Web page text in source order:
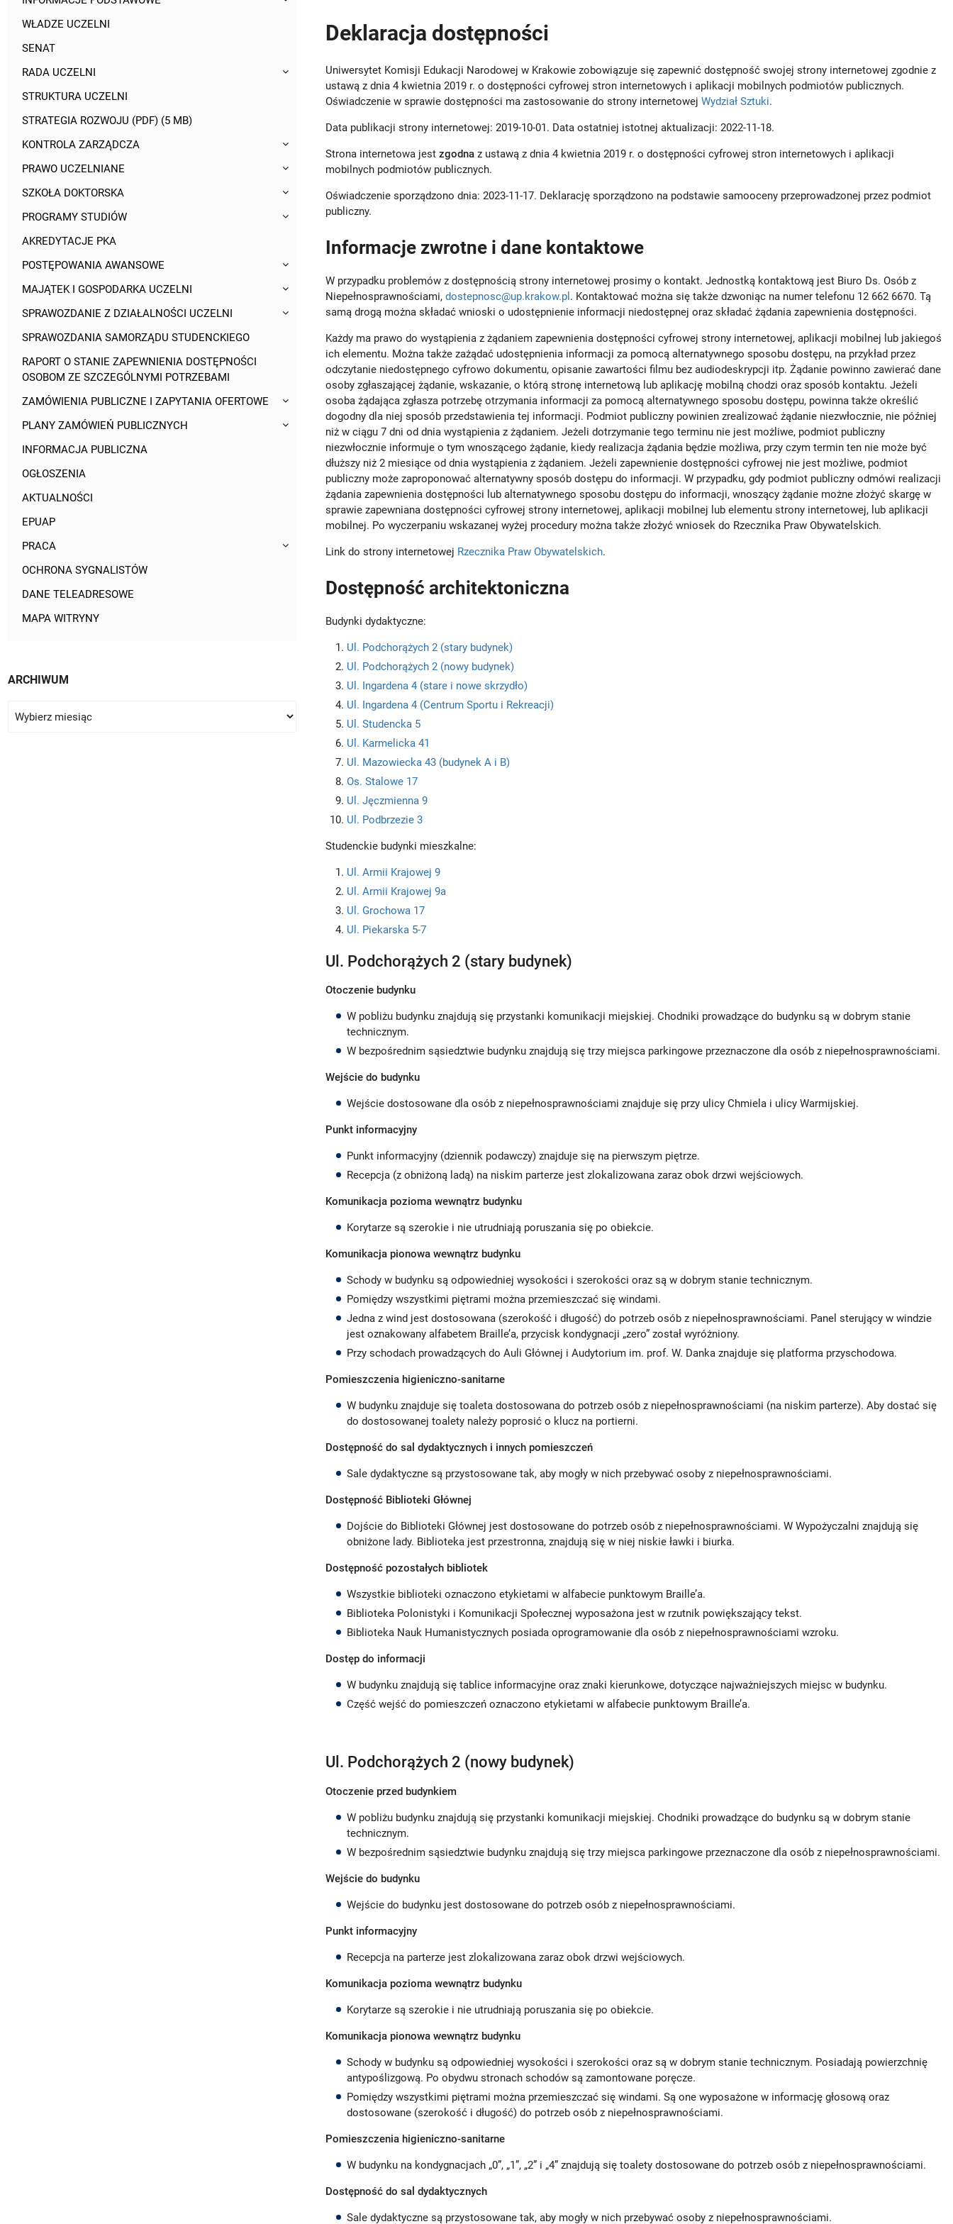
WŁADZE UCZELNI
SENAT
RADA UCZELNI
STRUKTURA UCZELNI
STRATEGIA ROZWOJU (PDF) (5 MB)
KONTROLA ZARZĄDCZA
PRAWO UCZELNIANE
SZKOŁA DOKTORSKA
PROGRAMY STUDIÓW
AKREDYTACJE PKA
POSTĘPOWANIA AWANSOWE
MAJĄTEK I GOSPODARKA UCZELNI
SPRAWOZDANIE Z DZIAŁALNOŚCI UCZELNI
SPRAWOZDANIA SAMORZĄDU STUDENCKIEGO
RAPORT O STANIE ZAPEWNIENIA DOSTĘPNOŚCI
OSOBOM ZE SZCZEGÓLNYMI POTRZEBAMI
ZAMÓWIENIA PUBLICZNE I ZAPYTANIA OFERTOWE
PLANY ZAMÓWIEŃ PUBLICZNYCH
INFORMACJA PUBLICZNA
OGŁOSZENIA
AKTUALNOŚCI
EPUAP
PRACA
OCHRONA SYGNALISTÓW
DANE TELEADRESOWE
MAPA WITRYNY
ARCHIWUM
Deklaracja dostępności
Uniwersytet Komisji Edukacji Narodowej w Krakowie zobowiązuje się zapewnić dostępność swojej strony internetowej zgodnie z
ustawą z dnia 4 kwietnia 2019 r. o dostępności cyfrowej stron internetowych i aplikacji mobilnych podmiotów publicznych.
Oświadczenie w sprawie dostępności ma zastosowanie do strony internetowejWydział Sztuki.
Data publikacji strony internetowej:2019-10-01. Data ostatniej istotnej aktualizacji:2022-11-18.
Strona internetowa jestzgodna z ustawą z dnia 4 kwietnia 2019 r. o dostępności cyfrowej stron internetowych i aplikacji
mobilnych podmiotów publicznych.
Oświadczenie sporządzono dnia:2023-11-17. Deklarację sporządzono na podstawie samooceny przeprowadzonej przez podmiot
publiczny.
Informacje zwrotne i dane kontaktowe
W przypadku problemów z dostępnością strony internetowej prosimy o kontakt. Jednostką kontaktową jest Biuro Ds. Osób z
Niepełnosprawnościami,dostepnosc@up.krakow.pl . Kontaktować można się także dzwoniąc na numer telefonu 12 662 6670. Tą
samą drogą można składać wnioski o udostępnienie informacji niedostępnej oraz składać żądania zapewnienia dostępności.
Każdy ma prawo do wystąpienia z żądaniem zapewnienia dostępności cyfrowej strony internetowej, aplikacji mobilnej lub jakiegoś
ich elementu. Można także zażądać udostępnienia informacji za pomocą alternatywnego sposobu dostępu, na przykład przez
odczytanie niedostępnego cyfrowo dokumentu, opisanie zawartości filmu bez audiodeskrypcji itp. Żądanie powinno zawierać dane
osoby zgłaszającej żądanie, wskazanie, o którą stronę internetową lub aplikację mobilną chodzi oraz sposób kontaktu. Jeżeli
osoba żądająca zgłasza potrzebę otrzymania informacji za pomocą alternatywnego sposobu dostępu, powinna także określić
dogodny dla niej sposób przedstawienia tej informacji. Podmiot publiczny powinien zrealizować żądanie niezwłocznie, nie później
niż w ciągu 7 dni od dnia wystąpienia z żądaniem. Jeżeli dotrzymanie tego terminu nie jest możliwe, podmiot publiczny
niezwłocznie informuje o tym wnoszącego żądanie, kiedy realizacja żądania będzie możliwa, przy czym termin ten nie może być
dłuższy niż 2 miesiące od dnia wystąpienia z żądaniem. Jeżeli zapewnienie dostępności cyfrowej nie jest możliwe, podmiot
publiczny może zaproponować alternatywny sposób dostępu do informacji. W przypadku, gdy podmiot publiczny odmówi realizacji
żądania zapewnienia dostępności lub alternatywnego sposobu dostępu do informacji, wnoszący żądanie możne złożyć skargę w
sprawie zapewniana dostępności cyfrowej strony internetowej, aplikacji mobilnej lub elementu strony internetowej, lub aplikacji
mobilnej. Po wyczerpaniu wskazanej wyżej procedury można także złożyć wniosek do Rzecznika Praw Obywatelskich.
Link do strony internetowej Rzecznika Praw Obywatelskich.
Dostępność architektoniczna
Budynki dydaktyczne:
Ul. Podchorążych 2 (stary budynek)
Ul. Podchorążych 2 (nowy budynek)
Ul. Ingardena 4 (stare i nowe skrzydło)
Ul. Ingardena 4 (Centrum Sportu i Rekreacji)
Ul. Studencka 5
Ul. Karmelicka 41
Ul. Mazowiecka 43 (budynek A i B)
Os. Stalowe 17
Ul. Jęczmienna 9
Ul. Podbrzezie 3
Studenckie budynki mieszkalne:
Ul. Armii Krajowej 9
Ul. Armii Krajowej 9a
Ul. Grochowa 17
Ul. Piekarska 5-7
Ul. Podchorążych 2 (stary budynek)
Otoczenie budynku
W pobliżu budynku znajdują się przystanki komunikacji miejskiej. Chodniki prowadzące do budynku są w dobrym stanie
technicznym.
W bezpośrednim sąsiedztwie budynku znajdują się trzy miejsca parkingowe przeznaczone dla osób z niepełnosprawnościami.
Wejście do budynku
Wejście dostosowane dla osób z niepełnosprawnościami znajduje się przy ulicy Chmiela i ulicy Warmijskiej.
Punkt informacyjny
Punkt informacyjny (dziennik podawczy) znajduje się na pierwszym piętrze.
Recepcja (z obniżoną ladą) na niskim parterze jest zlokalizowana zaraz obok drzwi wejściowych.
Komunikacja pozioma wewnątrz budynku
Korytarze są szerokie i nie utrudniają poruszania się po obiekcie.
Komunikacja pionowa wewnątrz budynku
Schody w budynku są odpowiedniej wysokości i szerokości oraz są w dobrym stanie technicznym.
Pomiędzy wszystkimi piętrami można przemieszczać się windami.
Jedna z wind jest dostosowana (szerokość i długość) do potrzeb osób z niepełnosprawnościami. Panel sterujący w windzie
jest oznakowany alfabetem Braille’a, przycisk kondygnacji „zero” został wyróżniony.
Przy schodach prowadzących do Auli Głównej i Audytorium im. prof. W. Danka znajduje się platforma przyschodowa.
Pomieszczenia higieniczno-sanitarne
W budynku znajduje się toaleta dostosowana do potrzeb osób z niepełnosprawnościami (na niskim parterze). Aby dostać się
do dostosowanej toalety należy poprosić o klucz na portierni.
Dostępność do sal dydaktycznych i innych pomieszczeń
Sale dydaktyczne są przystosowane tak, aby mogły w nich przebywać osoby z niepełnosprawnościami.
Dostępność Biblioteki Głównej
Dojście do Biblioteki Głównej jest dostosowane do potrzeb osób z niepełnosprawnościami. W Wypożyczalni znajdują się
obniżone lady. Biblioteka jest przestronna, znajdują się w niej niskie ławki i biurka.
Dostępność pozostałych bibliotek
Wszystkie biblioteki oznaczono etykietami w alfabecie punktowym Braille’a.
Biblioteka Polonistyki i Komunikacji Społecznej wyposażona jest w rzutnik powiększający tekst.
Biblioteka Nauk Humanistycznych posiada oprogramowanie dla osób z niepełnosprawnościami wzroku.
Dostęp do informacji
W budynku znajdują się tablice informacyjne oraz znaki kierunkowe, dotyczące najważniejszych miejsc w budynku.
Część wejść do pomieszczeń oznaczono etykietami w alfabecie punktowym Braille’a.
Ul. Podchorążych 2 (nowy budynek)
Otoczenie przed budynkiem
W pobliżu budynku znajdują się przystanki komunikacji miejskiej. Chodniki prowadzące do budynku są w dobrym stanie
technicznym.
W bezpośrednim sąsiedztwie budynku znajdują się trzy miejsca parkingowe przeznaczone dla osób z niepełnosprawnościami.
Wejście do budynku
Wejście do budynku jest dostosowane do potrzeb osób z niepełnosprawnościami.
Punkt informacyjny
Recepcja na parterze jest zlokalizowana zaraz obok drzwi wejściowych.
Komunikacja pozioma wewnątrz budynku
Korytarze są szerokie i nie utrudniają poruszania się po obiekcie.
Komunikacja pionowa wewnątrz budynku
Schody w budynku są odpowiedniej wysokości i szerokości oraz są w dobrym stanie technicznym. Posiadają powierzchnię
antypoślizgową. Po obydwu stronach schodów są zamontowane poręcze.
Pomiędzy wszystkimi piętrami można przemieszczać się windami. Są one wyposażone w informację głosową oraz
dostosowane (szerokość i długość) do potrzeb osób z niepełnosprawnościami.
Pomieszczenia higieniczno-sanitarne
W budynku na kondygnacjach „0”, „1”, „2” i „4” znajdują się toalety dostosowane do potrzeb osób z niepełnosprawnościami.
Dostępność do sal dydaktycznych
Sale dydaktyczne są przystosowane tak, aby mogły w nich przebywać osoby z niepełnosprawnościami.